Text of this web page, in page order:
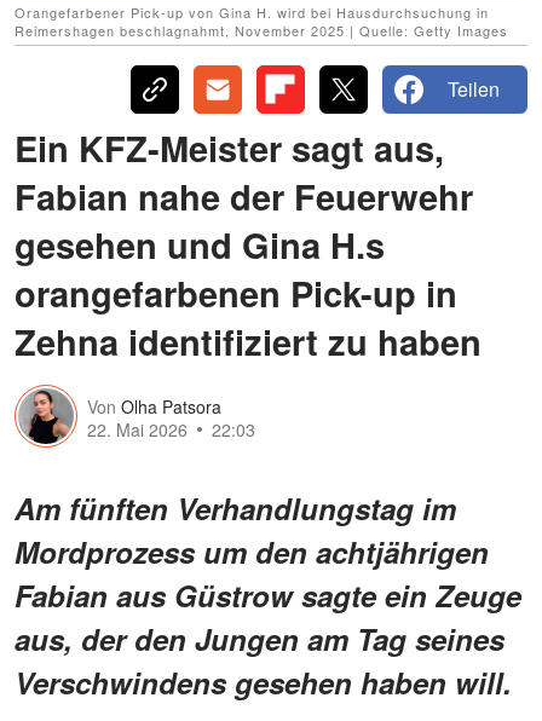
Orangefarbener Pick-up von Gina H. wird bei Hausdurchsuchung in
Reimershagen beschlagnahmt, November 2025 | Quelle: Getty Images
Teilen
Ein KFZ-Meister sagt aus,
Fabian nahe der Feuerwehr
gesehen und Gina H.s
orangefarbenen Pick-up in
Zehna identifiziert zu haben
Von Olha Patsora
22. Mai 2026
22:03
Am fünften Verhandlungstag im
Mordprozess um den achtjährigen
Fabian aus Güstrow sagte ein Zeuge
aus, der den Jungen am Tag seines
Verschwindens gesehen haben will.